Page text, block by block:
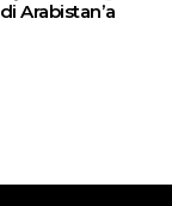
Arabistan’a